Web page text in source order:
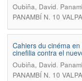
Oubiña, David.
PANAMBÍ N. 10
Cahiers du cinéma
cinefilia contra el
Oubiña, David.
PANAMBÍ N. 10